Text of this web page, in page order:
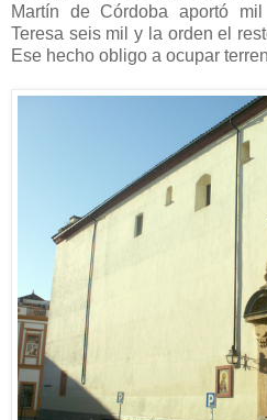
Martín de Córdoba aportó
Teresa seis mil y la orden el
Ese hecho obligo a ocupar